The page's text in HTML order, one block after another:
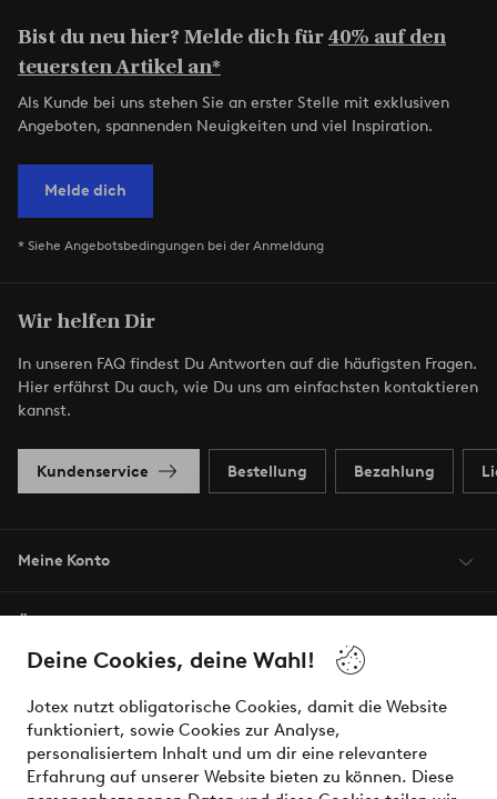
Deine Cookies, deine Wahl!
Jotex nutzt obligatorische Cookies, damit die Website
funktioniert, sowie Cookies zur Analyse,
personalisiertem Inhalt und um dir eine relevantere
Erfahrung auf unserer Website bieten zu können. Diese
Bist du neu hier? Melde dich für40% auf den
teuersten Artikel an*
Als Kunde bei uns stehen Sie an erster Stelle mit exklusiven
Angeboten, spannenden Neuigkeiten und viel Inspiration.
Melde dich
* Siehe Angebotsbedingungen bei der Anmeldung
Wir helfen Dir
In unseren FAQ findest Du Antworten auf die häufigsten Fragen.
Hier erfährst Du auch, wie Du uns am einfachsten kontaktieren
kannst.
Kundenservice Bestellung Bezahlung
Meine Konto
Bedingungen